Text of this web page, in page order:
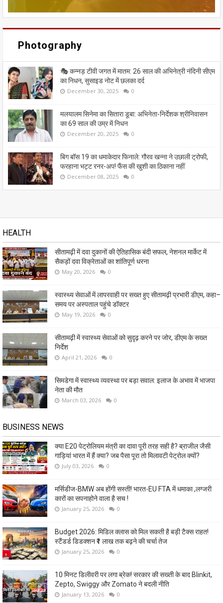
Photography
🎭 कन्नड़ टीवी जगत में मातम: 26 साल की अभिनेत्री नंदिनी सीएम
का निधन, सुसाइड नोट में छलका दर्द
December 30, 2025 0
मलयालम सिनेमा का सितारा डूबा: अभिनेता-निर्देशक श्रीनिवासन
का 69 साल की उम्र में निधन
December 20, 2025 0
बिग बॉस 19 का धमाकेदार फिनाले: गौरव खन्ना ने उछाली ट्रोफी,
फरहाना भट्ट रनर-अप! फैंस की खुशी का ठिकाना नहीं
December 08, 2025 0
HEALTH
सीतामढ़ी में दवा दुकानों की ऐतिहासिक बंदी सफल, नेशनल मार्केट में
सैकड़ों दवा विक्रेताओं का शांतिपूर्ण धरना
May 20, 2026 0
स्वास्थ्य सेवाओं में लापरवाही पर सख्त हुए सीतामढ़ी प्रभारी डीएम, कहा–
समय पर अस्पताल पहुंचे डॉक्टर
May 19, 2026 0
सीतामढ़ी में स्वास्थ्य सेवाओं को सुदृढ़ करने पर जोर, डीएम के सख्त
निर्देश
April 21, 2026 0
सिमडेगा में स्वास्थ्य व्यवस्था पर बड़ा सवाल: इलाज के अभाव में भाजपा
नेता की मौत
March 03, 2026 0
BUSINESS NEWS
क्या E20 पेट्रोलियम मंत्री का दावा पूरी तरह सही है? ब्राजील जैसी
गाड़ियां भारत में हैं क्या? जब पैसा पूरा तो मिलावटी पेट्रोल क्यों?
July 03, 2026 0
मर्सिडीज-BMW अब होंगी सस्ती! भारत-EU FTA में धमाका ,लग्जरी
कारों का सपनाहोने वाला है सच !
January 25, 2026 0
Budget 2026: मिडिल क्लास को मिल सकती है बड़ी टैक्स राहत!
स्टैंडर्ड डिडक्शन ₹1 लाख तक बढ़ने की चर्चा तेज
January 25, 2026 0
10 मिनट डिलीवरी पर लगा ब्रेक! सरकार की सख्ती के बाद Blinkit,
Zepto, Swiggy और Zomato ने बदली नीति
January 13, 2026 0